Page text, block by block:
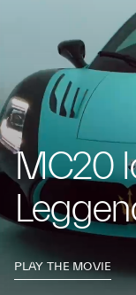
MC20
PLAY THE MOVIE